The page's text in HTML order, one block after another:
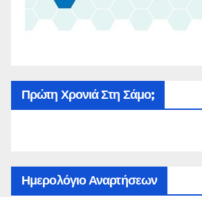
Πρώτη Χρονιά Στη Σάμο;
Ημερολόγιο Αναρτήσεων